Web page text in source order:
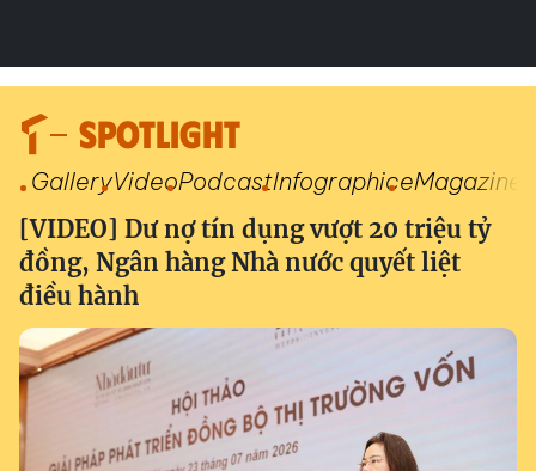
SPOTLIGHT
GalleryVideoPodcastInfographiceMagazine
[VIDEO] Dư nợ tín dụng vượt 20 triệu tỷ
đồng, Ngân hàng Nhà nước quyết liệt
điều hành